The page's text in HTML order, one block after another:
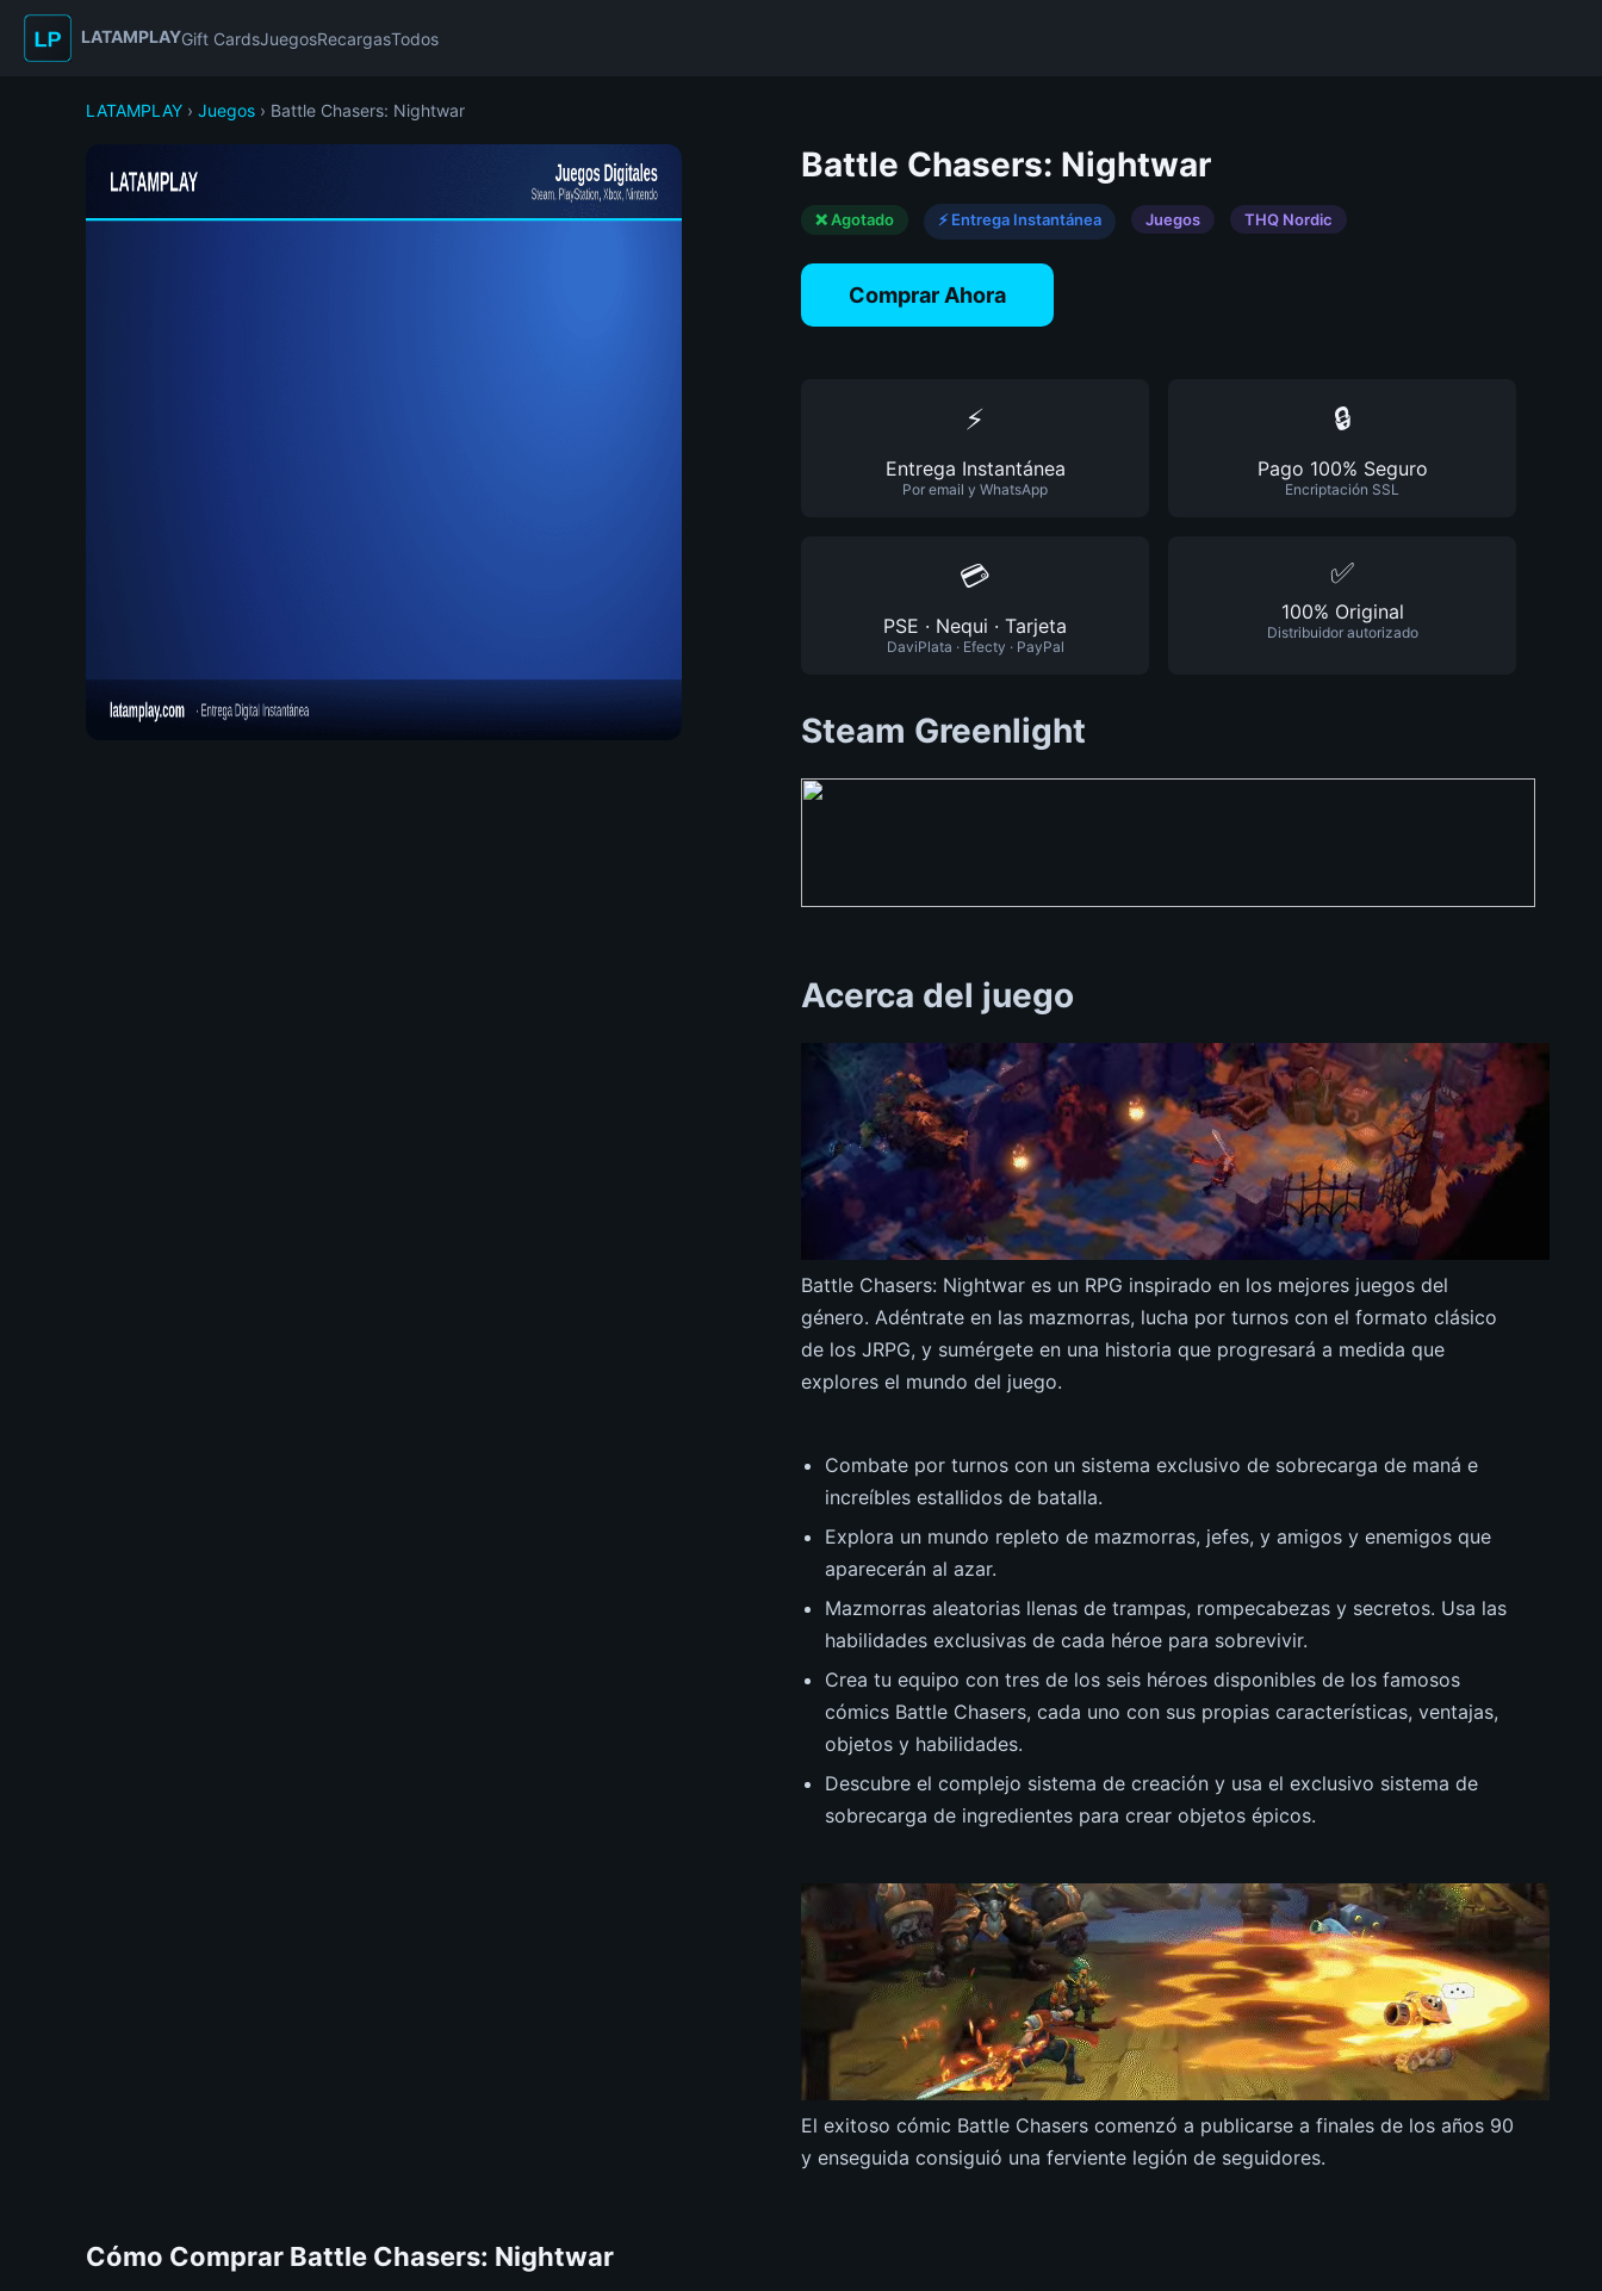
LATAMPLAYGift CardsJuegosRecargasTodos
LATAMPLAY › Juegos › Battle Chasers: Nightwar
Battle Chasers: Nightwar
❌ Agotado ⚡ Entrega Instantánea Juegos THQ Nordic
Comprar Ahora
⚡
Entrega Instantánea
Por email y WhatsApp
🔒
Pago 100% Seguro
Encriptación SSL
💳
PSE · Nequi · Tarjeta
DaviPlata · Efecty · PayPal
✅
100% Original
Distribuidor autorizado
Steam Greenlight
Acerca del juego
Battle Chasers: Nightwar es un RPG inspirado en los mejores juegos del
género. Adéntrate en las mazmorras, lucha por turnos con el formato clásico
de los JRPG, y sumérgete en una historia que progresará a medida que
explores el mundo del juego.
Combate por turnos con un sistema exclusivo de sobrecarga de maná e
increíbles estallidos de batalla.
Explora un mundo repleto de mazmorras, jefes, y amigos y enemigos que
aparecerán al azar.
Mazmorras aleatorias llenas de trampas, rompecabezas y secretos. Usa las
habilidades exclusivas de cada héroe para sobrevivir.
Crea tu equipo con tres de los seis héroes disponibles de los famosos
cómics Battle Chasers, cada uno con sus propias características, ventajas,
objetos y habilidades.
Descubre el complejo sistema de creación y usa el exclusivo sistema de
sobrecarga de ingredientes para crear objetos épicos.
El exitoso cómic Battle Chasers comenzó a publicarse a finales de los años 90
y enseguida consiguió una ferviente legión de seguidores.
Cómo Comprar Battle Chasers: Nightwar